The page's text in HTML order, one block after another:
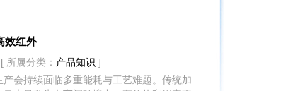
效红外
所属分类： 产品知识 ]
会持续面临多重能耗与工艺难题。传统加